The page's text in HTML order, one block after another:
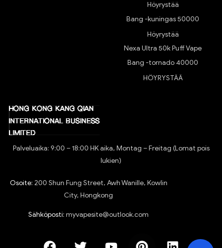
Höyrystää
Bang -kuningas 50000
Höyrystää
Nexa Ultra 50k Puff Vape
Bang -tornado 40000
HÖYRYSTÄÄ
Palveluaika: 9:00 – 18:00 HK aika, Montag – Freitag (Lomat pois
lukien)
Osoite: 200 Shun Fung Street, Awh Wanille, Kowlin
City, Hongkong
Sähköposti: myvapesite@outlook.com